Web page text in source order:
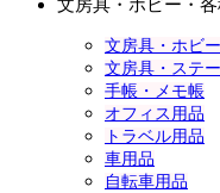
文房具・ホビー・
文房具・ホビ
文房具・ステ
手帳・メモ帳
オフィス用品
トラベル用品
車用品
自転車用品